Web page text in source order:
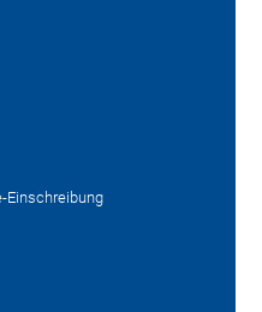
Einschreibung